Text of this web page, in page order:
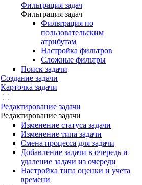
Фильтрация задач
Фильтрация задач
Фильтрация по
пользовательским
атрибутам
Настройка фильтров
Сложные фильтры
Поиск задачи
Создание задачи
Карточка задачи
Редактирование задачи
Редактирование задачи
Изменение статуса задачи
Изменение типа задачи
Смена процесса для задачи
Добавление задачи в очередь и
удаление задачи из очереди
Настройка типа оценки и учета
времени